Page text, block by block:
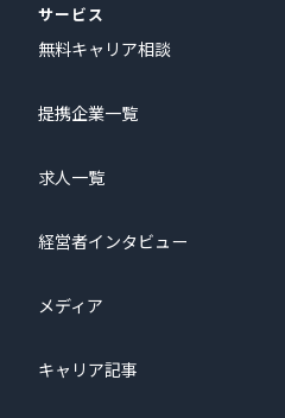
サービス
無料キャリア相談
提携企業一覧
求人一覧
経営者インタビュー
メディア
キャリア記事